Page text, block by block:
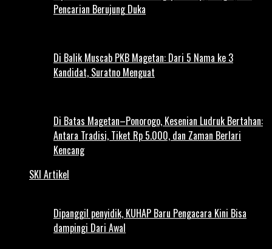
Pencarian Berujung Duka
Di Balik Muscab PKB Magetan: Dari 5 Nama ke 3
Kandidat, Suratno Menguat
Di Batas Magetan–Ponorogo, Kesenian Ludruk Bertahan:
Antara Tradisi, Tiket Rp 5.000, dan Zaman Berlari
Kencang
SKI Artikel
Dipanggil penyidik, KUHAP Baru Pengacara Kini Bisa
dampingi Dari Awal